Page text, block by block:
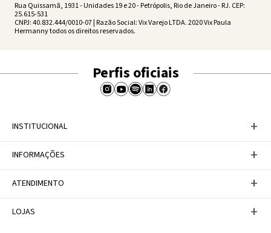
Rua Quissamã, 1931 - Unidades 19 e 20 - Petrópolis, Rio de Janeiro - RJ. CEP:
25.615-531
CNPJ: 40.832.444/0010-07 | Razão Social: Vix Varejo LTDA. 2020 Vix Paula
Hermanny todos os direitos reservados.
Perfis oficiais
INSTITUCIONAL +
A Marca
Trabalhe conosco
INFORMAÇÕES +
Política de Privacidade
Tabela de Medidas
ATENDIMENTO +
Personal Shopper
LOJAS +